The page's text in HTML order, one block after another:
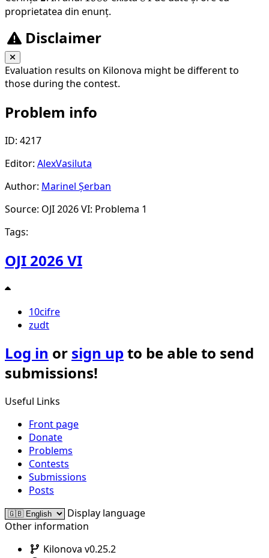
proprietatea din enunț.
Disclaimer
Evaluation results on Kilonova might be different to
those during the contest.
Problem info
ID: 4217
Editor: AlexVasiluta
Author: Marinel Șerban
Source: OJI 2026 VI: Problema 1
Tags:
OJI 2026 VI
10cifre
zudt
Log in or sign upto be able to send
submissions!
Useful Links
Front page
Donate
Problems
Contests
Submissions
Posts
Display language
Other information
Kilonova v0.25.2